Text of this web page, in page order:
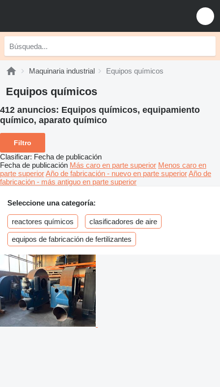
Maquinaria industrial Equipos químicos
Equipos químicos
412 anuncios: Equipos químicos, equipamiento
químico, aparato químico
Filtro
Clasificar: Fecha de publicación
Fecha de publicación Más caro en parte superior Menos caro en
parte superiorAño de fabricación - nuevo en parte superiorAño de
fabricación - más antiguo en parte superior
Seleccione una categoría:
reactores químicos clasificadores de aire
equipos de fabricación de fertilizantes